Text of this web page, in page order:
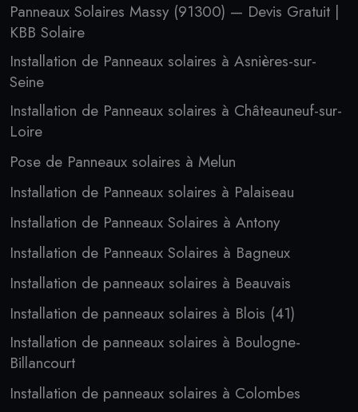
Panneaux Solaires Massy (91300) — Devis Gratuit |
KBB Solaire
Installation de Panneaux solaires à Asnières-sur-
Seine
Installation de Panneaux solaires à Châteauneuf-sur-
Loire
Pose de Panneaux solaires à Melun
Installation de Panneaux solaires à Palaiseau
Installation de Panneaux Solaires à Antony
Installation de Panneaux Solaires à Bagneux
Installation de panneaux solaires à Beauvais
Installation de panneaux solaires à Blois (41)
Installation de panneaux solaires à Boulogne-
Billancourt
Installation de panneaux solaires à Colombes